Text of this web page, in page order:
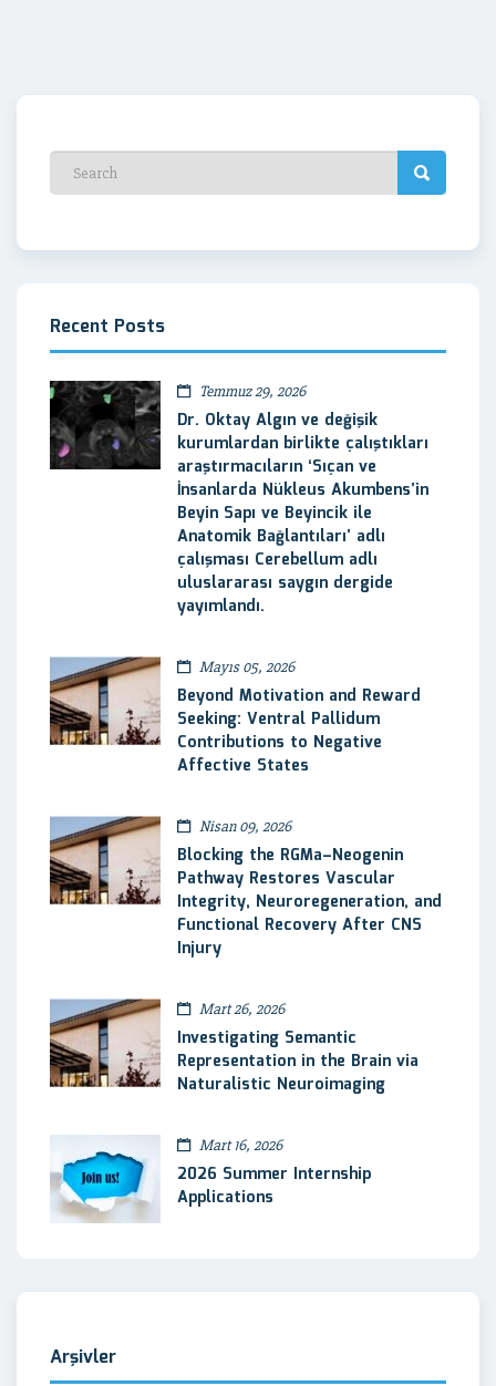
Recent Posts
Temmuz 29, 2026
Dr. Oktay Algın ve değişik
kurumlardan birlikte çalıştıkları
araştırmacıların ‘Sıçan ve
İnsanlarda Nükleus Akumbens’in
Beyin Sapı ve Beyincik ile
Anatomik Bağlantıları’ adlı
çalışması Cerebellum adlı
uluslararası saygın dergide
yayımlandı.
Mayıs 05, 2026
Beyond Motivation and Reward
Seeking: Ventral Pallidum
Contributions to Negative
Affective States
Nisan 09, 2026
Blocking the RGMa–Neogenin
Pathway Restores Vascular
Integrity, Neuroregeneration, and
Functional Recovery After CNS
Injury
Mart 26, 2026
Investigating Semantic
Representation in the Brain via
Naturalistic Neuroimaging
Mart 16, 2026
2026 Summer Internship
Applications
Arşivler